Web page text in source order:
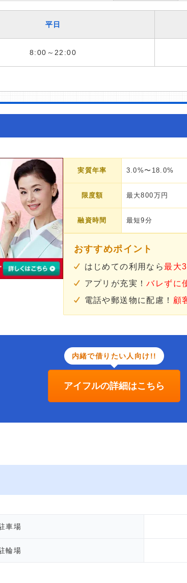
平日
8:00～22:00
実質年率 3.0%〜18.0%
限度額 最大800万円
融資時間 最短9分
おすすめポイント
はじめての利用なら最大
アプリが充実！バレずに
電話や郵送物に配慮！ 顧
内緒で借りたい人向け!!
アイフルの詳細はこちら
車場
輪場